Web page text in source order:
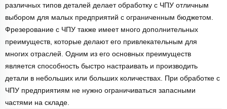
различных типов деталей делает обработку с ЧПУ отличным
выбором для малых предприятий с ограниченным бюджетом.
Фрезерование с ЧПУ также имеет много дополнительных
преимуществ, которые делают его привлекательным для
многих отраслей. Одним из его основных преимуществ
является способность быстро настраивать и производить
детали в небольших или больших количествах. При обработке с
ЧПУ предприятиям не нужно ограничиваться запасными
частями на складе.